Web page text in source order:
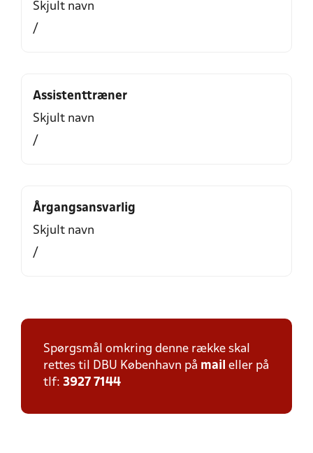
Skjult navn
/
Assistenttræner
Skjult navn
/
Årgangsansvarlig
Skjult navn
/
Spørgsmål omkring denne række skal
rettes til DBU København på mail eller på
tlf: 3927 7144